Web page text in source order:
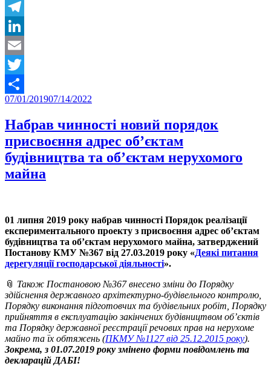
Facebook
Telegram
LinkedIn
Email
Twitter
Share
Posted
07/01/201907/14/2022
Набрав чинності новий порядок
присвоєння адрес об’єктам
будівництва та об’єктам нерухомого
майна
01 липня 2019 року набрав чинності Порядок реалізації
експериментального проекту з присвоєння адрес об’єктам
будівництва та об’єктам нерухомого майна, затверджений
Постанову КМУ №367 від 27.03.2019 року «Деякі питання
дерегуляції господарської діяльності».
📎 Також Постановою №367 внесено зміни до Порядку
здійснення державного архітектурно-будівельного контролю,
Порядку виконання підготовчих та будівельних робіт, Порядку
прийняття в експлуатацію закінчених будівництвом об’єктів
та Порядку державної реєстрації речових прав на нерухоме
майно та їх обтяжень (ПКМУ №1127 від 25.12.2015 року).
Зокрема, з 01.07.2019 року змінено форми повідомлень та
декларацій ДАБІ!